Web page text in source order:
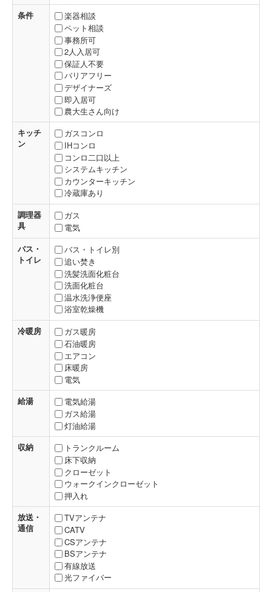
条件
楽器相談
ペット相談
事務所可
2人入居可
保証人不要
バリアフリー
デザイナーズ
即入居可
農大生さん向け
キッチ
ン
ガスコンロ
IHコンロ
コンロ二口以上
システムキッチン
カウンターキッチン
冷蔵庫あり
調理器
具
ガス
電気
バス・
トイレ
バス・トイレ別
追い焚き
洗髪洗面化粧台
洗面化粧台
温水洗浄便座
浴室乾燥機
冷暖房
ガス暖房
石油暖房
エアコン
床暖房
電気
給湯
電気給湯
ガス給湯
灯油給湯
収納
トランクルーム
床下収納
クローゼット
ウォークインクローゼット
押入れ
放送・
通信
TVアンテナ
CATV
CSアンテナ
BSアンテナ
有線放送
光ファイバー